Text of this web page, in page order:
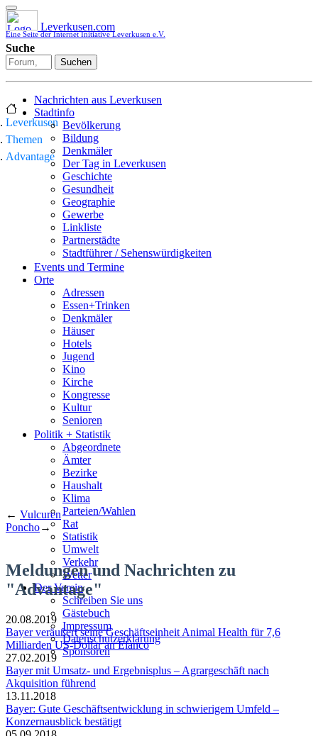
Leverkusen.com
Eine Seite der Internet Initiative Leverkusen e.V.
Suche
Suchen
Nachrichten aus Leverkusen
Stadtinfo
Bevölkerung
Bildung
Denkmäler
Der Tag in Leverkusen
Geschichte
Gesundheit
Geographie
Gewerbe
Linkliste
Partnerstädte
Stadtführer / Sehenswürdigkeiten
Stadtplan
Sport
Who is who
Wohnen
Events und Termine
Orte
Adressen
Essen+Trinken
Denkmäler
Häuser
Hotels
Jugend
Kino
Kirche
Kongresse
Kultur
Senioren
Stadtführer
Straßen
Politik + Statistik
Abgeordnete
Ämter
Bezirke
Haushalt
Klima
Parteien/Wahlen
Rat
Statistik
Umwelt
Verkehr
Wetter
Der Verein
Schreiben Sie uns
Gästebuch
Impressum
Datenschutzerklärung
Sponsoren
Leverkusen
Themen
Advantage
← Vulcuren
Poncho→
Meldungen und Nachrichten zu
"Advantage"
20.08.2019
Bayer veräußert seine Geschäftseinheit Animal Health für 7,6
Milliarden US-Dollar an Elanco
27.02.2019
Bayer mit Umsatz- und Ergebnisplus – Agrargeschäft nach
Akquisition führend
13.11.2018
Bayer: Gute Geschäftsentwicklung in schwierigem Umfeld –
Konzernausblick bestätigt